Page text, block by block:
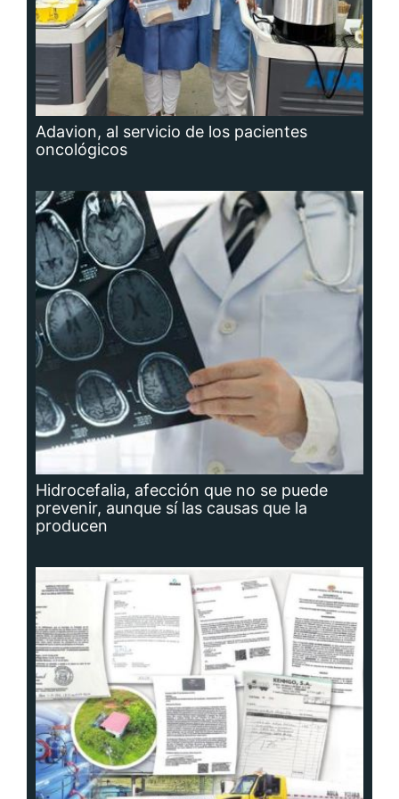
Adavion, al servicio de los pacientes
oncológicos
Hidrocefalia, afección que no se puede
prevenir, aunque sí las causas que la
producen